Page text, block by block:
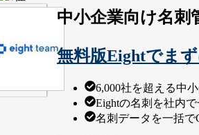
中小企業向け名刺
無料版Eightでまず
6,000社を超える中
Eightの名刺を社内
名刺データを一括